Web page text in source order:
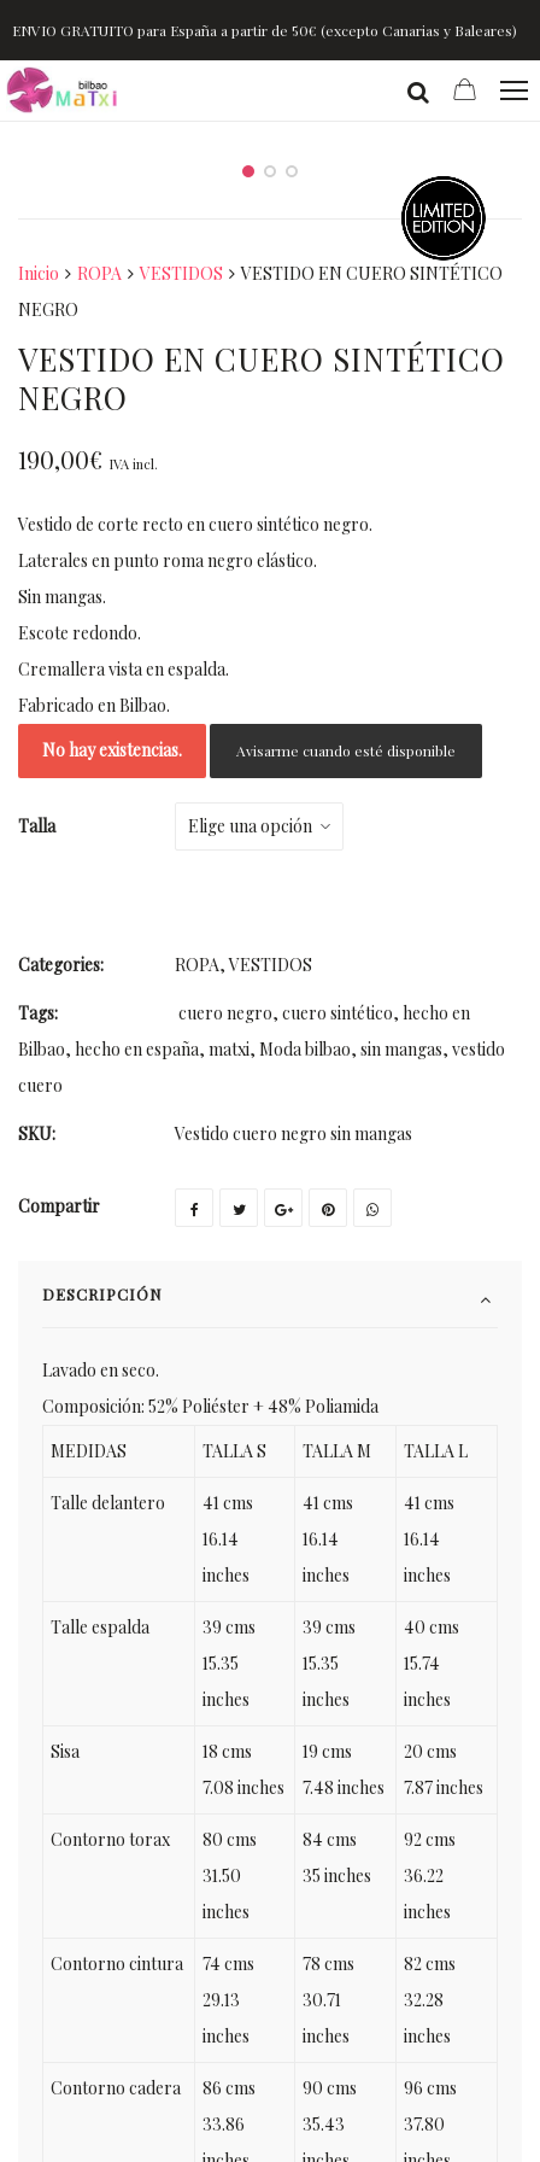
ENVIO GRATUITO para España a partir de 50€ (excepto Canarias y Baleares)
Inicio ROPA VESTIDOS
VESTIDO EN CUERO SINTÉTICO
NEGRO
VESTIDO EN CUERO SINTÉTICO
NEGRO
190,00€ IVA incl.
Vestido de corte recto en cuero sintético negro.
Laterales en punto roma negro elástico.
Sin mangas.
Escote redondo.
Cremallera vista en espalda.
Fabricado en Bilbao.
No hay existencias.
Avisarme cuando esté disponible
Talla
Categories: ROPA,VESTIDOS
Tags: cuero negro, cuero sintético, hecho en
Bilbao, hecho en españa, matxi, Moda bilbao, sin mangas, vestido
cuero
SKU: Vestido cuero negro sin mangas
Compartir
DESCRIPCIÓN
Lavado en seco.
Composición: 52% Poliéster + 48% Poliamida
MEDIDAS
TALLA S TALLA M TALLA L
Talle delantero
41 cms
16.14
inches
41 cms
16.14
inches
41 cms
16.14
inches
Talle espalda
39 cms
15.35
inches
39 cms
15.35
inches
40 cms
15.74
inches
Sisa
18 cms
7.08 inches
19 cms
7.48 inches
20 cms
7.87 inches
Contorno torax
80 cms
31.50
inches
84 cms
35 inches
92 cms
36.22
inches
Contorno cintura
74 cms
29.13
inches
78 cms
30.71
inches
82 cms
32.28
inches
Contorno cadera
86 cms
33.86
90 cms
35.43
96 cms
37.80